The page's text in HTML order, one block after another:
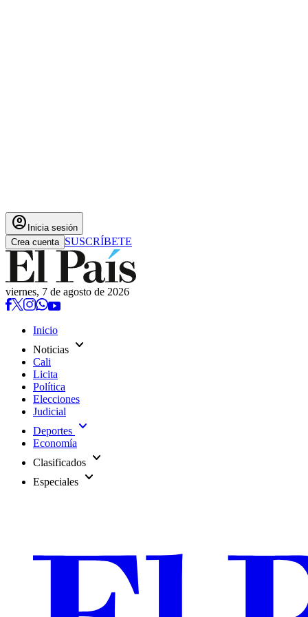
account_circle Inicia sesión
Crea cuenta SUSCRÍBETE
viernes, 7 de agosto de 2026
Inicio
Noticias expand_more
Cali
Licita
Política
Elecciones
Judicial
Deportes expand_more
Economía
Clasificados expand_more
Especiales expand_more